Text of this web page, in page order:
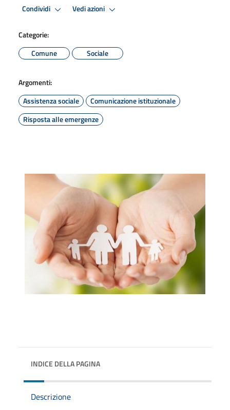
Condividi Vedi azioni
Categorie:
Comune
Sociale
Argomenti:
Assistenza sociale
Comunicazione istituzionale
Risposta alle emergenze
INDICE DELLA PAGINA
Descrizione